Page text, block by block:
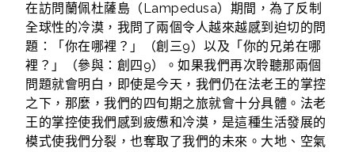
在訪問蘭佩杜薩島（Lampedusa）期間，為了反制
全球性的冷漠，我問了兩個令人越來越感到迫切的問
題：「你在哪裡？」（創三9）以及「你的兄弟在哪
裡？」（參與：創四9）。如果我們再次聆聽那兩個
問題就會明白，即使是今天，我們仍在法老王的掌控
之下，那麼，我們的四旬期之旅就會十分具體。法老
王的掌控使我們感到疲憊和冷漠，是這種生活發展的
模式使我們分裂，也奪取了我們的未來。大地、空氣